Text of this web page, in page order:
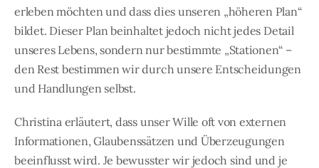
erleben möchten und dass dies unseren „höheren Plan“
bildet. Dieser Plan beinhaltet jedoch nicht jedes Detail
unseres Lebens, sondern nur bestimmte „Stationen“ –
den Rest bestimmen wir durch unsere Entscheidungen
und Handlungen selbst.
Christina erläutert, dass unser Wille oft von externen
Informationen, Glaubenssätzen und Überzeugungen
beeinflusst wird. Je bewusster wir jedoch sind und je